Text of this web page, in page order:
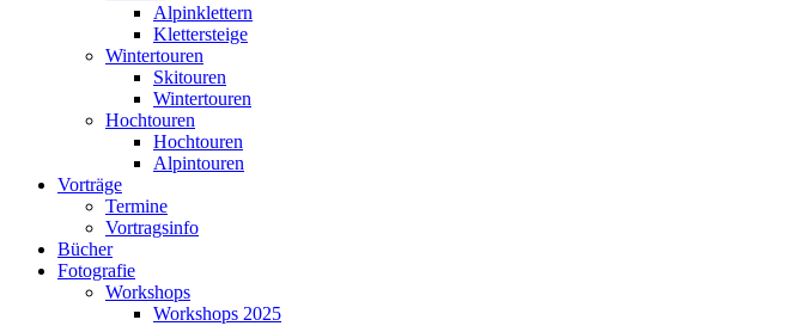
Alpinklettern
Klettersteige
Wintertouren
Skitouren
Wintertouren
Hochtouren
Hochtouren
Alpintouren
Vorträge
Termine
Vortragsinfo
Bücher
Fotografie
Workshops
Workshops 2025